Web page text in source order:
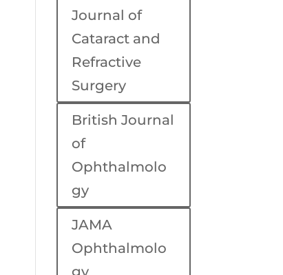
Journal of
Cataract and
Refractive
Surgery
British Journal
of
Ophthalmolo
gy
JAMA
Ophthalmolo
gy